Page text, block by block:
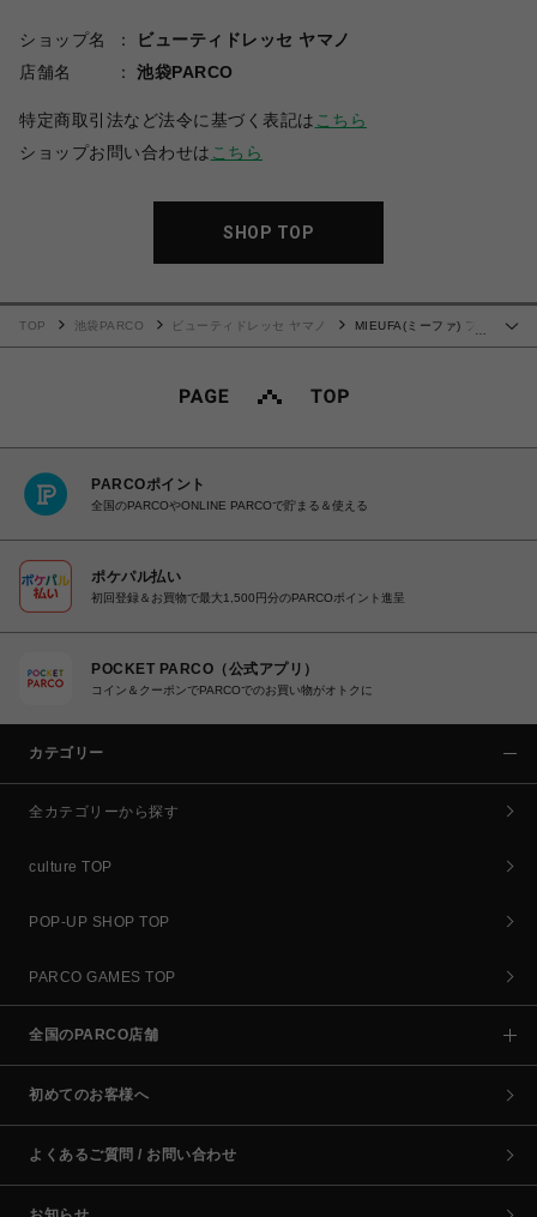
ショップ名
ビューティドレッセ ヤマノ
店舗名
池袋PARCO
特定商取引法など法令に基づく表記は こちら
ショップお問い合わせは こちら
SHOP TOP
…
TOP 池袋PARCO ビューティドレッセ ヤマノ
MIEUFA(ミーファ) フ
PARCOポイント
全国のPARCOやONLINE PARCOで貯まる＆使える
ポケパル払い
初回登録＆お買物で最大1,500円分のPARCOポイント進呈
POCKET PARCO（公式アプリ）
コイン＆クーポンでPARCOでのお買い物がオトクに
カテゴリー
全カテゴリーから探す
culture TOP
POP-UP SHOP TOP
PARCO GAMES TOP
全国のPARCO店舗
初めてのお客様へ
よくあるご質問 / お問い合わせ